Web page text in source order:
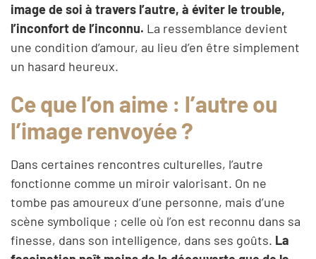
image de soi à travers l’autre, à éviter le trouble,
l’inconfort de l’inconnu. La ressemblance devient
une condition d’amour, au lieu d’en être simplement
un hasard heureux.
Ce que l’on aime : l’autre ou
l’image renvoyée ?
Dans certaines rencontres culturelles, l’autre
fonctionne comme un miroir valorisant. On ne
tombe pas amoureux d’une personne, mais d’une
scène symbolique ; celle où l’on est reconnu dans sa
finesse, dans son intelligence, dans ses goûts. La